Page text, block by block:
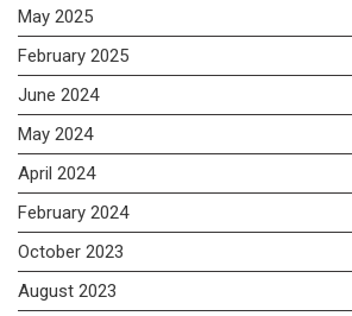
May 2025
February 2025
June 2024
May 2024
April 2024
February 2024
October 2023
August 2023